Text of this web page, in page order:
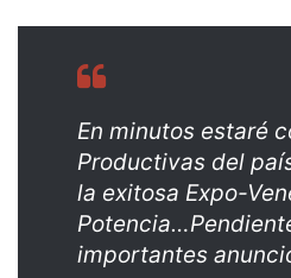
En minutos estaré
Productivas del
la exitosa Expo-
importantes